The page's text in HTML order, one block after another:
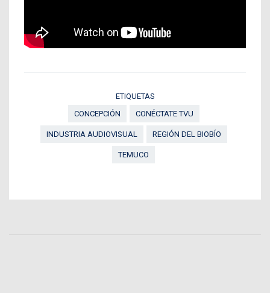
ETIQUETAS
CONCEPCIÓN
CONÉCTATE TVU
INDUSTRIA AUDIOVISUAL REGIÓN DEL BIOBÍO
TEMUCO